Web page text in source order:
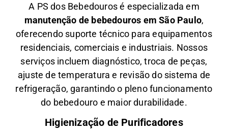
A PS dos Bebedouros é especializada em
manutenção de bebedouros em São Paulo,
oferecendo suporte técnico para equipamentos
residenciais, comerciais e industriais. Nossos
serviços incluem diagnóstico, troca de peças,
ajuste de temperatura e revisão do sistema de
refrigeração, garantindo o pleno funcionamento
do bebedouro e maior durabilidade.
Higienização de Purificadores